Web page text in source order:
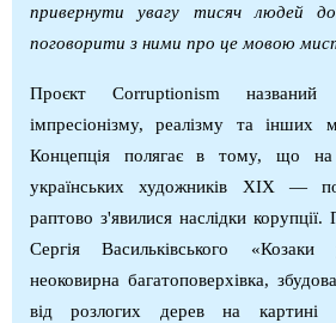
привернути увагу тисяч людей
поговорити з ними про це мовою
Проєкт Corruptionism названий
імпресіонізму, реалізму та інших
Концепція полягає в тому, що на
українських художників XIX—
раптово з'явилися наслідки
Сергія Васильківського
неоковирна багатоповерхівка,
від розлогих дерев на картині